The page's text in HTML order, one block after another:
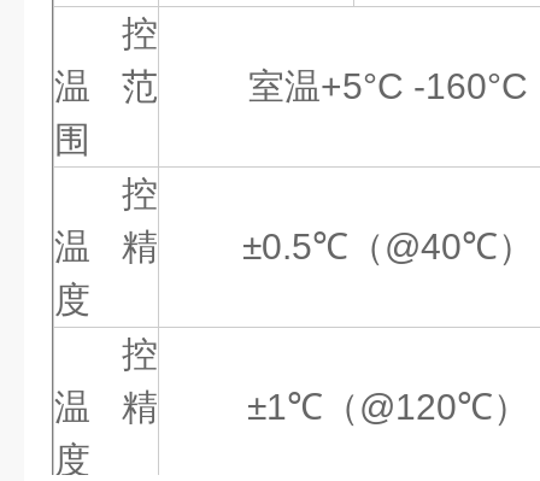
控
温范
围
室温+5°C -160°C
控
温精
度
±0.5℃ （@40℃）
控
温精
度
±1℃ （@120℃）